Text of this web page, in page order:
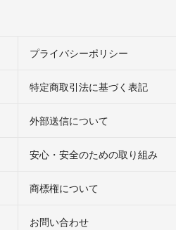
プライバシーポリシー
特定商取引法に基づく表記
外部送信について
安心・安全のための取り組み
商標権について
お問い合わせ